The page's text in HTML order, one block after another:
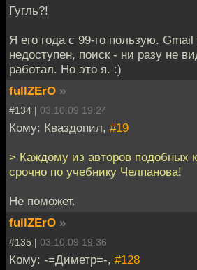
Гугль?!
Я его года с 99-го пользую.
недоступен, поиск - ни разу не
работал. Но это я. :)
fullZErO »
#134 | 03.10.09 19:24
Кому: Кваздопил, #19
> Каждому из авторов подобных
срочно по учебнику Челпанова!
Не поможет.
fullZErO »
#135 | 03.10.09 19:36
Кому: -=Диметр=-, #128